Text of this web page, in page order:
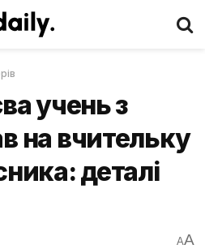
учень з
на вчительку
деталі
AA